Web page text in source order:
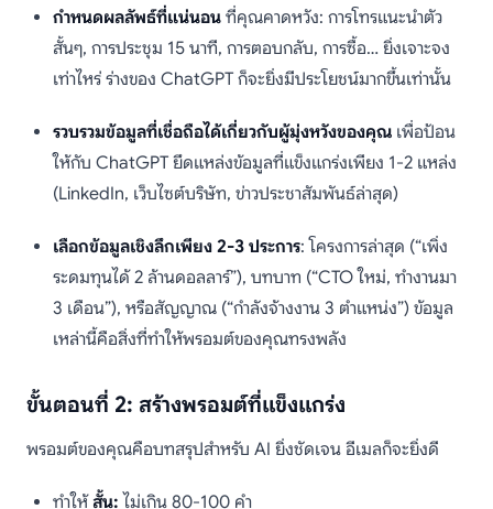
กำหนดผลลัพธ์ที่แน่นอน ที่คุณคาดหวัง: การโทรแนะนำตัว
สั้นๆ, การประชุม 15 นาที, การตอบกลับ, การซื้อ… ยิ่งเจาะจง
เท่าไหร่ ร่างของ ChatGPT ก็จะยิ่งมีประโยชน์มากขึ้นเท่านั้น
รวบรวมข้อมูลที่เชื่อถือได้เกี่ยวกับผู้มุ่งหวังของคุณ เพื่อป้อน
ให้กับ ChatGPT ยึดแหล่งข้อมูลที่แข็งแกร่งเพียง 1-2 แหล่ง
(LinkedIn, เว็บไซต์บริษัท, ข่าวประชาสัมพันธ์ล่าสุด)
เลือกข้อมูลเชิงลึกเพียง 2-3 ประการ: โครงการล่าสุด (“เพิ่ง
ระดมทุนได้ 2 ล้านดอลลาร์”), บทบาท (“CTO ใหม่, ทำงานมา
3 เดือน”), หรือสัญญาณ (“กำลังจ้างงาน 3 ตำแหน่ง”) ข้อมูล
เหล่านี้คือสิ่งที่ทำให้พรอมต์ของคุณทรงพลัง
ขั้นตอนที่ 2: สร้างพรอมต์ที่แข็งแกร่ง
พรอมต์ของคุณคือบทสรุปสำหรับ AI ยิ่งชัดเจน อีเมลก็จะยิ่งดี
ทำให้สั้น: ไม่เกิน 80-100 คำ